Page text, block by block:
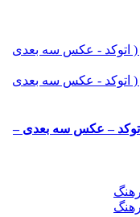
( اتوکد – عکس سه بعدی –